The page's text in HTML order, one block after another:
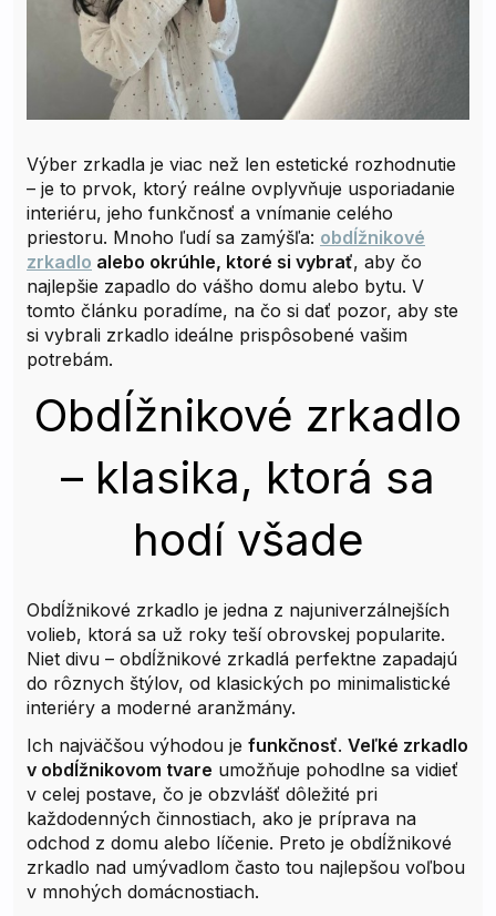
Výber zrkadla je viac než len estetické rozhodnutie
– je to prvok, ktorý reálne ovplyvňuje usporiadanie
interiéru, jeho funkčnosť a vnímanie celého
priestoru. Mnoho ľudí sa zamýšľa: obdĺžnikové
zrkadlo alebo okrúhle, ktoré si vybrať, aby čo
najlepšie zapadlo do vášho domu alebo bytu. V
tomto článku poradíme, na čo si dať pozor, aby ste
si vybrali zrkadlo ideálne prispôsobené vašim
potrebám.
Obdĺžnikové zrkadlo
– klasika, ktorá sa
hodí všade
Obdĺžnikové zrkadlo je jedna z najuniverzálnejších
volieb, ktorá sa už roky teší obrovskej popularite.
Niet divu – obdĺžnikové zrkadlá perfektne zapadajú
do rôznych štýlov, od klasických po minimalistické
interiéry a moderné aranžmány.
Ich najväčšou výhodou je funkčnosť. Veľké zrkadlo
v obdĺžnikovom tvare umožňuje pohodlne sa vidieť
v celej postave, čo je obzvlášť dôležité pri
každodenných činnostiach, ako je príprava na
odchod z domu alebo líčenie. Preto je obdĺžnikové
zrkadlo nad umývadlom často tou najlepšou voľbou
v mnohých domácnostiach.